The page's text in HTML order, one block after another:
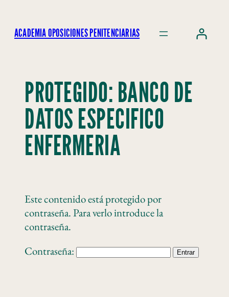
ACADEMIA OPOSICIONES PENITENCIARIAS
PROTEGIDO: BANCO DE
DATOS ESPECIFICO
ENFERMERIA
Este contenido está protegido por
contraseña. Para verlo introduce la
contraseña.
Contraseña: